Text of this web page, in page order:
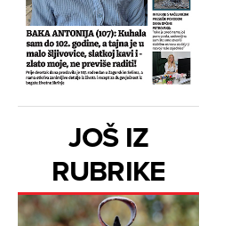
JOŠ IZ
RUBRIKE